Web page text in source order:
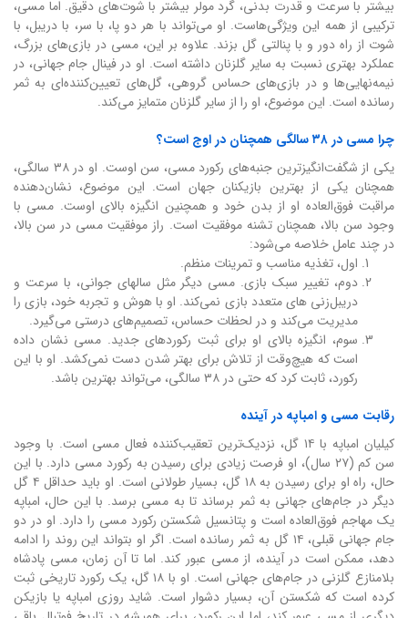
بیشتر با سرعت و قدرت بدنی، گرد مولر بیشتر با شوت‌های دقیق. اما مسی،
ترکیبی از همه این ویژگی‌هاست. او می‌تواند با هر دو پا، با سر، با دریبل، با
شوت از راه دور و با پنالتی گل بزند. علاوه بر این، مسی در بازی‌های بزرگ،
عملکرد بهتری نسبت به سایر گلزنان داشته است. او در فینال جام جهانی، در
نیمه‌نهایی‌ها و در بازی‌های حساس گروهی، گل‌های تعیین‌کننده‌ای به ثمر
رسانده است. این موضوع، او را از سایر گلزنان متمایز می‌کند.
چرا مسی در ۳۸ سالگی همچنان در اوج است؟
یکی از شگفت‌انگیزترین جنبه‌های رکورد مسی، سن اوست. او در ۳۸ سالگی،
همچنان یکی از بهترین بازیکنان جهان است. این موضوع، نشان‌دهنده
مراقبت فوق‌العاده او از بدن خود و همچنین انگیزه بالای اوست. مسی با
وجود سن بالا، همچنان تشنه موفقیت است. راز موفقیت مسی در سن بالا،
در چند عامل خلاصه می‌شود:
اول، تغذیه مناسب و تمرینات منظم.
دوم، تغییر سبک بازی. مسی دیگر مثل سالهای جوانی، با سرعت و
دریبل‌زنی های متعدد بازی نمی‌کند. او با هوش و تجربه خود، بازی را
مدیریت می‌کند و در لحظات حساس، تصمیم‌های درستی می‌گیرد.
سوم، انگیزه بالای او برای ثبت رکوردهای جدید. مسی نشان داده
است که هیچ‌وقت از تلاش برای بهتر شدن دست نمی‌کشد. او با این
رکورد، ثابت کرد که حتی در ۳۸ سالگی، می‌تواند بهترین باشد.
رقابت مسی و امباپه در آینده
کیلیان امباپه با ۱۴ گل، نزدیک‌ترین تعقیب‌کننده فعال مسی است. با وجود
سن کم (۲۷ سال)، او فرصت زیادی برای رسیدن به رکورد مسی دارد. با این
حال، راه او برای رسیدن به ۱۸ گل، بسیار طولانی است. او باید حداقل ۴ گل
دیگر در جام‌های جهانی به ثمر برساند تا به مسی برسد. با این حال، امباپه
یک مهاجم فوق‌العاده است و پتانسیل شکستن رکورد مسی را دارد. او در دو
جام جهانی قبلی، ۱۴ گل به ثمر رسانده است. اگر او بتواند این روند را ادامه
دهد، ممکن است در آینده، از مسی عبور کند. اما تا آن زمان، مسی پادشاه
بلامنازع گلزنی در جام‌های جهانی است. او با ۱۸ گل، یک رکورد تاریخی ثبت
کرده است که شکستن آن، بسیار دشوار است. شاید روزی امباپه یا بازیکن